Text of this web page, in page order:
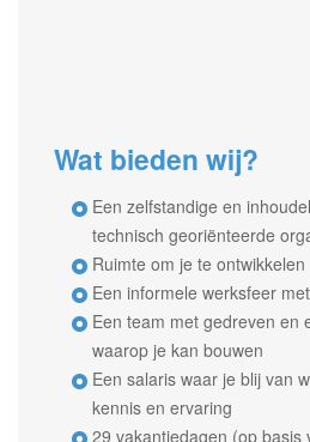
Wat bieden wij?
Een zelfstandige en
technisch georiënteerde
Ruimte om je te ontwikkelen
Een informele werksfeer
Een team met gedreven en
waarop je kan bouwen
Een salaris waar je blij van
kennis en ervaring
29 vakantiedagen (op basis